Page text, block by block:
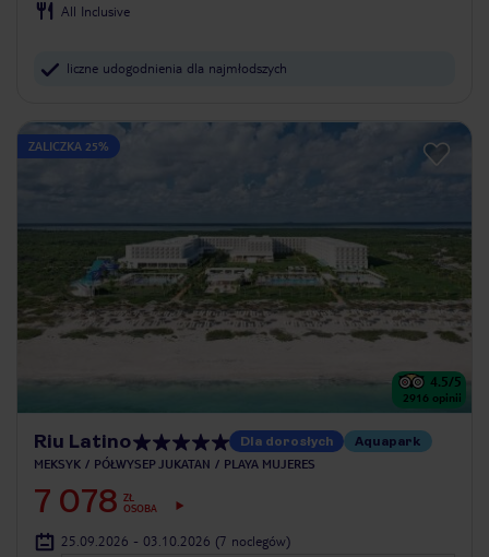
All Inclusive
liczne udogodnienia dla najmłodszych
ZALICZKA 25%
4.5/5
2916 opinii
Riu Latino Dla dorosłych Aquapark
MEKSYK PÓŁWYSEP JUKATAN PLAYA MUJERES
7 078 ZŁ
OSOBA
25.09.2026 - 03.10.2026 (7 noclegów)